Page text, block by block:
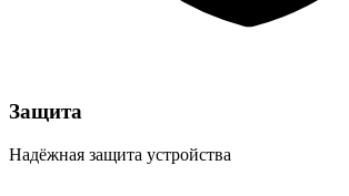
Защита
Надёжная защита устройства